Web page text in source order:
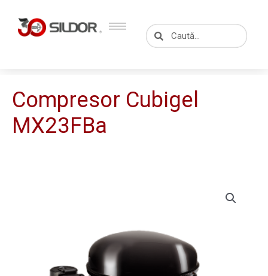
content
CautăCaută
Compresor Cubigel
MX23FBa